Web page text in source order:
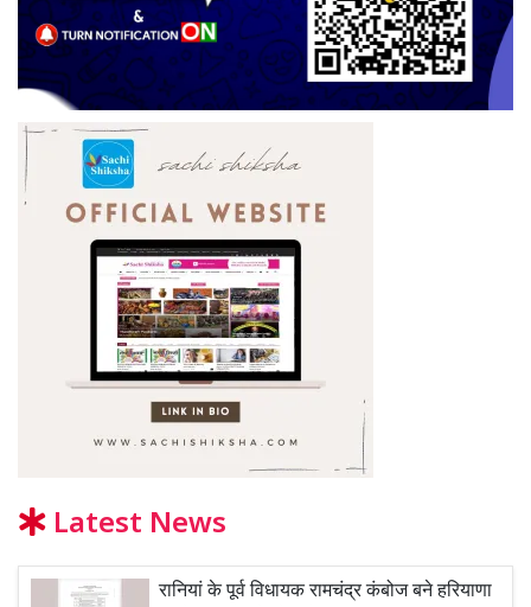
Latest News
रानियां के पूर्व विधायक रामचंद्र कंबोज बने हरियाणा